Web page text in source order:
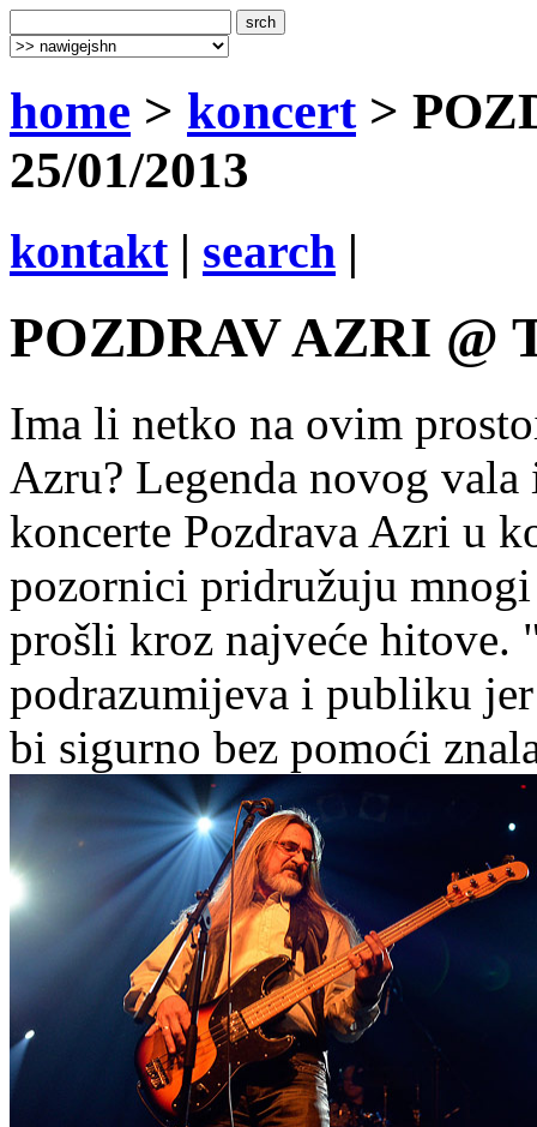
home > koncert>
25/01/2013
kontakt| search |
POZDRAV AZRI @
Ima li netko na ovim
Azru? Legenda novog
koncerte Pozdrava Azri u
pozornici pridružuju
prošli kroz najveće hitove.
podrazumijeva i publiku
bi sigurno bez pomoći